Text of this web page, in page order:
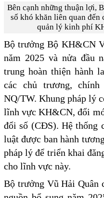
Bên cạnh những thuận lợi,
số khó khăn liên quan đến
quản lý kinh phí
Bộ trưởng Bộ KH&CN
năm 2025 và nửa đầu
trung hoàn thiện hành
các chủ trương,
NQ/TW. Khung pháp lý
lĩnh vực KH&CN, đổi
đổi số (CĐS). Hệ thống
luật được ban hành
pháp lý để triển khai
cho lĩnh vực này.
Bộ trưởng Vũ Hải Quân